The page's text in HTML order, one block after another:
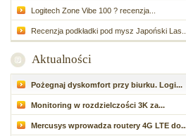
Logitech Zone Vibe 100 ? recenzja...
Recenzja podkładki pod mysz Japoński Las...
Aktualności
Pożegnaj dyskomfort przy biurku. Logi...
Monitoring w rozdzielczości 3K za...
Mercusys wprowadza routery 4G LTE